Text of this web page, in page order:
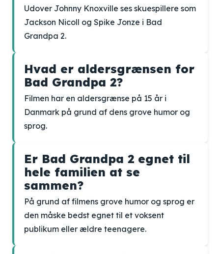
Udover Johnny Knoxville ses skuespillere som
Jackson Nicoll og Spike Jonze i Bad
Grandpa 2.
Hvad er aldersgrænsen for
Bad Grandpa 2?
Filmen har en aldersgrænse på 15 år i
Danmark på grund af dens grove humor og
sprog.
Er Bad Grandpa 2 egnet til
hele familien at se
sammen?
På grund af filmens grove humor og sprog er
den måske bedst egnet til et voksent
publikum eller ældre teenagere.